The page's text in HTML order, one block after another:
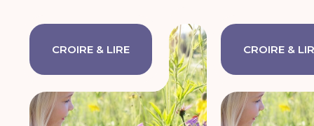
CROIRE & LIRE CROIRE &